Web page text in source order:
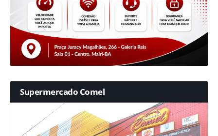
Supermercado Comel